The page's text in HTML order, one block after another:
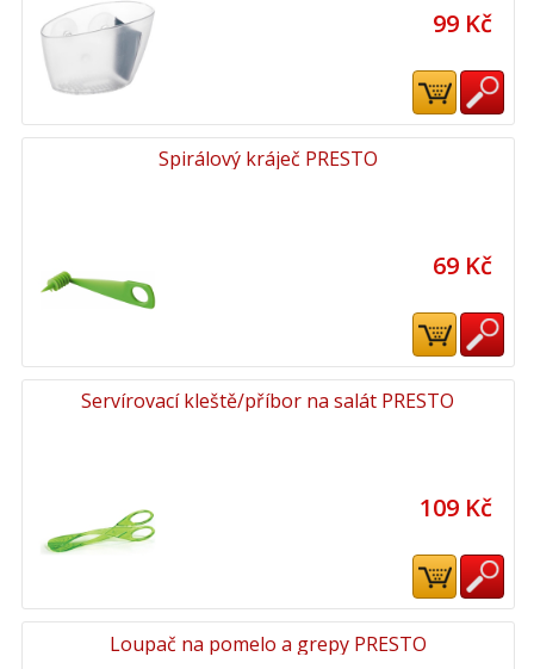
99 Kč
Spirálový kráječ PRESTO
69 Kč
Servírovací kleště/příbor na salát PRESTO
109 Kč
Loupač na pomelo a grepy PRESTO